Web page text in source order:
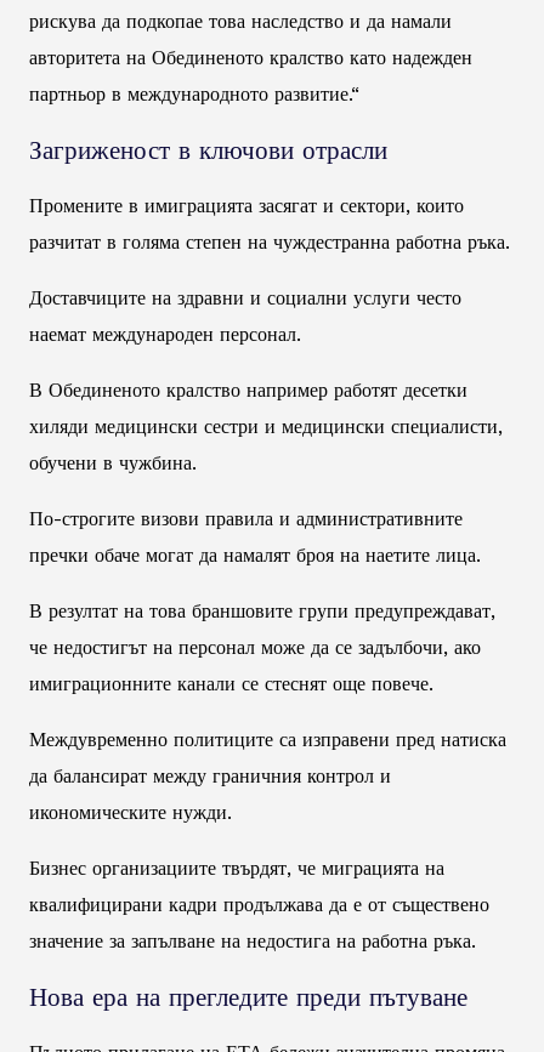
рискува да подкопае това наследство и да намали
авторитета на Обединеното кралство като надежден
партньор в международното развитие.“
Загриженост в ключови отрасли
Промените в имиграцията засягат и сектори, които
разчитат в голяма степен на чуждестранна работна ръка.
Доставчиците на здравни и социални услуги често
наемат международен персонал.
В Обединеното кралство например работят десетки
хиляди медицински сестри и медицински специалисти,
обучени в чужбина.
По-строгите визови правила и административните
пречки обаче могат да намалят броя на наетите лица.
В резултат на това браншовите групи предупреждават,
че недостигът на персонал може да се задълбочи, ако
имиграционните канали се стеснят още повече.
Междувременно политиците са изправени пред натиска
да балансират между граничния контрол и
икономическите нужди.
Бизнес организациите твърдят, че миграцията на
квалифицирани кадри продължава да е от съществено
значение за запълване на недостига на работна ръка.
Нова ера на прегледите преди пътуване